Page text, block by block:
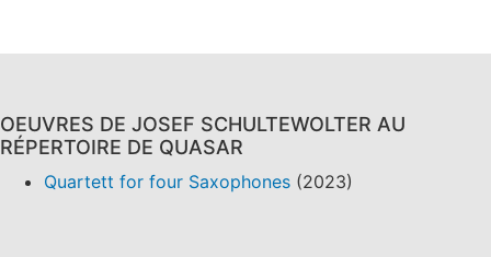
OEUVRES DE JOSEF SCHULTEWOLTER AU
RÉPERTOIRE DE QUASAR
Quartett for four Saxophones (2023)